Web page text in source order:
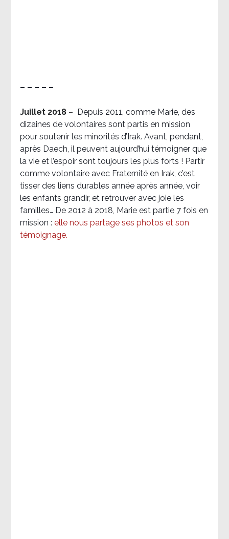
– – – – –
Juillet 2018 –
Depuis 2011, comme Marie, des
dizaines de volontaires sont partis en mission
pour soutenir les minorités d’Irak. Avant, pendant,
après Daech, il peuvent aujourd’hui témoigner que
la vie et l’espoir sont toujours les plus forts ! Partir
comme volontaire avec Fraternité en Irak, c’est
tisser des liens durables année après année, voir
les enfants grandir, et retrouver avec joie les
familles… De 2012 à 2018, Marie est partie 7 fois en
mission : elle nous partage ses photos et son
témoignage.